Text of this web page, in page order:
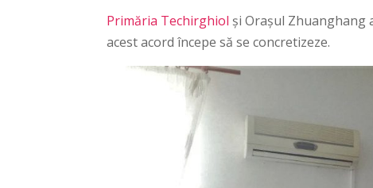
Primăria Techirghiol și Orașul Zhuanghang
acest acord începe să se concretizeze.